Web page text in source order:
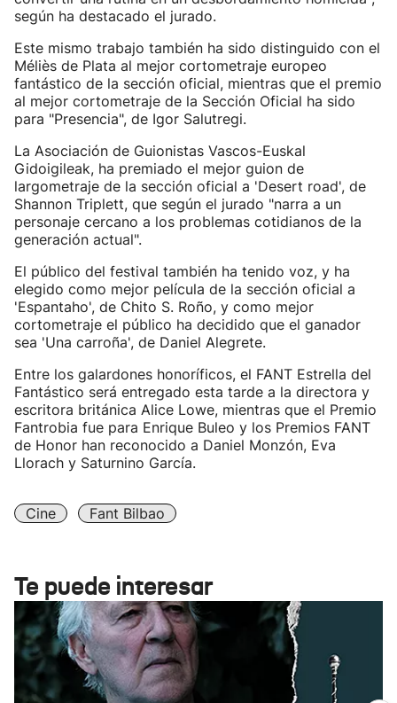
según ha destacado el jurado.
Este mismo trabajo también ha sido distinguido con el
Méliès de Plata al mejor cortometraje europeo
fantástico de la sección oficial, mientras que el premio
al mejor cortometraje de la Sección Oficial ha sido
para "Presencia", de Igor Salutregi.
La Asociación de Guionistas Vascos-Euskal
Gidoigileak, ha premiado el mejor guion de
largometraje de la sección oficial a 'Desert road', de
Shannon Triplett, que según el jurado "narra a un
personaje cercano a los problemas cotidianos de la
generación actual".
El público del festival también ha tenido voz, y ha
elegido como mejor película de la sección oficial a
'Espantaho', de Chito S. Roño, y como mejor
cortometraje el público ha decidido que el ganador
sea 'Una carroña', de Daniel Alegrete.
Entre los galardones honoríficos, el FANT Estrella del
Fantástico será entregado esta tarde a la directora y
escritora británica Alice Lowe, mientras que el Premio
Fantrobia fue para Enrique Buleo y los Premios FANT
de Honor han reconocido a Daniel Monzón, Eva
Llorach y Saturnino García.
Cine Fant Bilbao
Te puede interesar